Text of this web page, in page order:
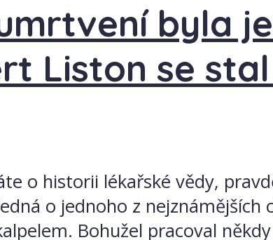
byla
Liston se
o historii lékařské vědy,
o jednoho z
Bohužel pracoval